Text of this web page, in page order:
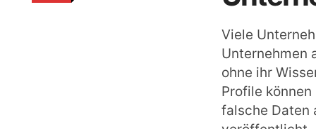
Viele
Unternehmen
ohne ihr
Profile
falsche Daten